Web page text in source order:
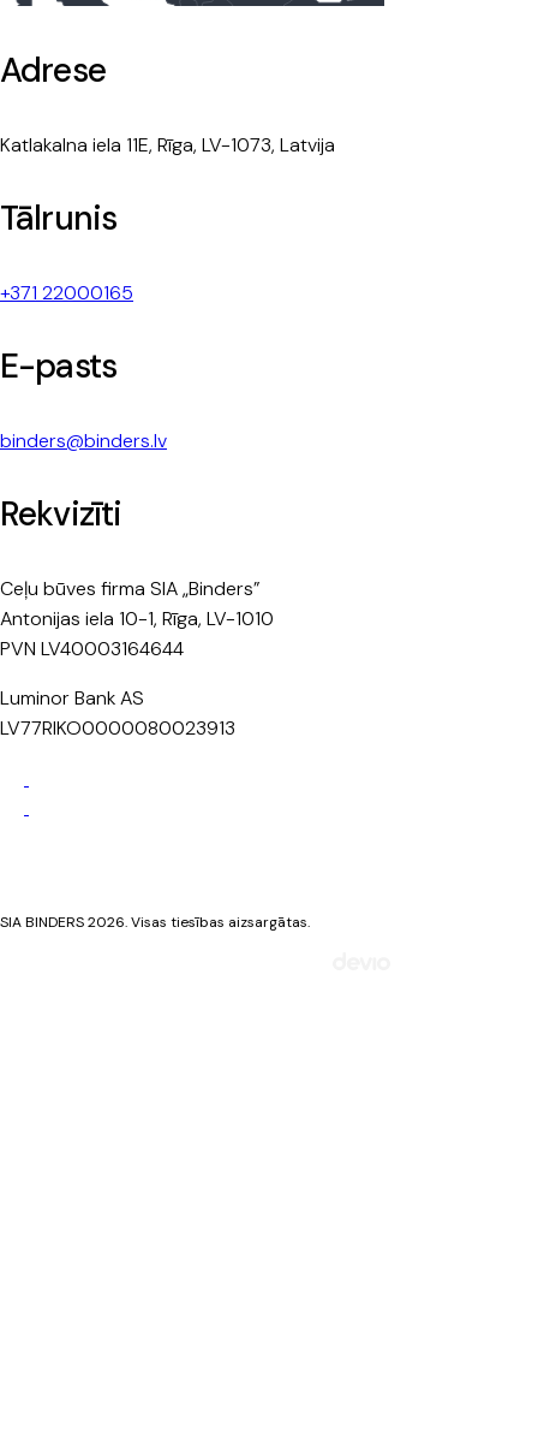
Adrese
Katlakalna iela 11E, Rīga, LV-1073, Latvija
Tālrunis
+371 22000165
E-pasts
binders@binders.lv
Rekvizīti
Ceļu būves firma SIA „Binders”
Antonijas iela 10-1, Rīga, LV-1010
PVN LV40003164644
Luminor Bank AS
LV77RIKO0000080023913
SIA BINDERS 2026. Visas tiesības aizsargātas.